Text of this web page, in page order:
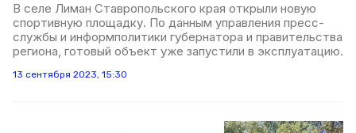
В селе Лиман Ставропольского края открыли новую
спортивную площадку. По данным управления пресс-
службы и информполитики губернатора и правительства
региона, готовый объект уже запустили в эксплуатацию.
13 сентября 2023, 15:30